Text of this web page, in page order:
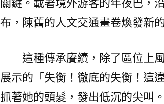
關鍵。載著境外游客的年夜巴，
布，陳舊的人文交通畫卷煥發新
這種傳承賡續，除了區位上
展示的「失衡！徹底的失衡！這
抓著她的頭髮，發出低沉的尖叫